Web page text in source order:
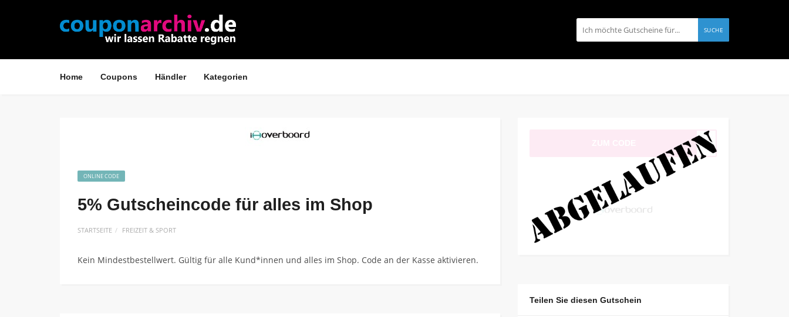
SUCHE
Home Coupons Händler Kategorien
ONLINE CODE
5% Gutscheincode für alles im Shop
STARTSEITE FREIZEIT & SPORT
Kein Mindestbestellwert. Gültig für alle Kund*innen und alles im Shop. Code an der Kasse aktivieren.
F10%
Teilen Sie diesen Gutschein